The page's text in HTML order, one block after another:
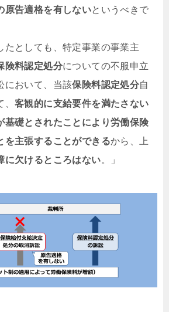
原告適格を有しないというべきで
たとしても、特定事業の事業主
険料認定処分についての不服申立
において、当該保険料認定処分自
客観的に支給要件を満たさない
基礎とされたことにより労働保険
を主張することができるから、上
に欠けるところはない。」